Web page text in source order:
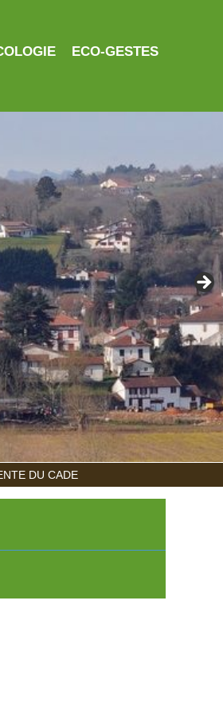
ECO-GESTES
DU CADE